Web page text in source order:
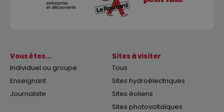
Vous êtes...
Individuel ou groupe
Enseignant
Journaliste
Sites à visiter
Tous
Sites hydroélectriques
Sites éoliens
Sites photovoltaïques